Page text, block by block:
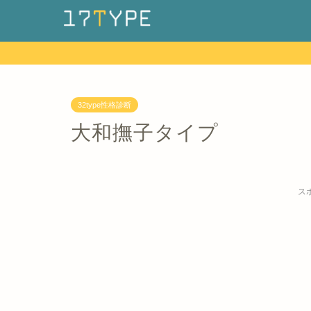
32type性格診断
大和撫子タイプ
ス